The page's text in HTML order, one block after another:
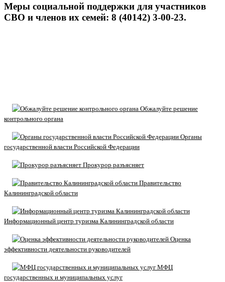
Меры социальной поддержки для участников
СВО и членов их семей: 8 (40142) 3-00-23.
Обжалуйте решение
контрольного органа
Органы
государственной власти Российской Федерации
Прокурор разъясняет
Правительство
Калининградской области
Информационный центр туризма Калининградской области
Оценка
эффективности деятельности руководителей
МФЦ
государственных и муниципальных услуг